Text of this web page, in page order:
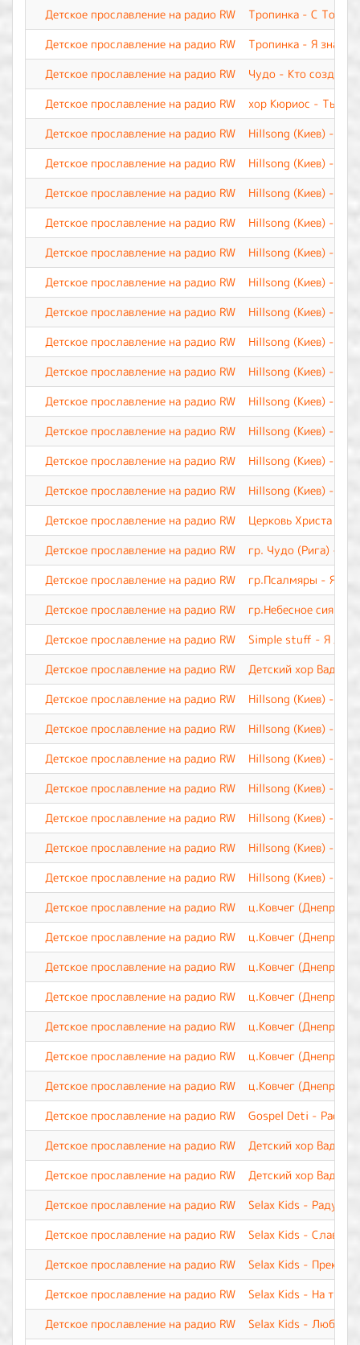
Детское прославление на радио RW
Тропинка - С Тобой
Детское прославление на радио RW
Тропинка - Я знаю
Детское прославление на радио RW
Чудо - Кто создал
Детское прославление на радио RW
хор Кюриос - Ты
Детское прославление на радио RW
Hillsong (Киев) - Я
Детское прославление на радио RW
Hillsong (Киев) - Я
Детское прославление на радио RW
Hillsong (Киев) - Ты
Детское прославление на радио RW
Hillsong (Киев) -
Детское прославление на радио RW
Hillsong (Киев) -
Детское прославление на радио RW
Hillsong (Киев) -
Детское прославление на радио RW
Hillsong (Киев) -
Детское прославление на радио RW
Hillsong (Киев) -
Детское прославление на радио RW
Hillsong (Киев) -
Детское прославление на радио RW
Hillsong (Киев) -
Детское прославление на радио RW
Hillsong (Киев) -
Детское прославление на радио RW
Hillsong (Киев) -
Детское прославление на радио RW
Hillsong (Киев) -
Детское прославление на радио RW
Церковь Христа -
Детское прославление на радио RW
гр. Чудо (Рига) -
Детское прославление на радио RW
гр.Псалмяры - Я
Детское прославление на радио RW
гр.Небесное
Детское прославление на радио RW
Simple stuff - Я
Детское прославление на радио RW
Детский хор Вадима
Детское прославление на радио RW
Hillsong (Киев) - Я
Детское прославление на радио RW
Hillsong (Киев) -
Детское прославление на радио RW
Hillsong (Киев) - Ты
Детское прославление на радио RW
Hillsong (Киев) - О
Детское прославление на радио RW
Hillsong (Киев) -
Детское прославление на радио RW
Hillsong (Киев) -
Детское прославление на радио RW
Hillsong (Киев) -
Детское прославление на радио RW
ц.Ковчег (Днепр) -
Детское прославление на радио RW
ц.Ковчег (Днепр) -
Детское прославление на радио RW
ц.Ковчег (Днепр) -
Детское прославление на радио RW
ц.Ковчег (Днепр) -
Детское прославление на радио RW
ц.Ковчег (Днепр) -
Детское прославление на радио RW
ц.Ковчег (Днепр) -
Детское прославление на радио RW
ц.Ковчег (Днепр) -
Детское прославление на радио RW
Gospel Deti - Расту
Детское прославление на радио RW
Детский хор Вадима
Детское прославление на радио RW
Детский хор Вадима
Детское прославление на радио RW
Selax Kids - Радуюсь
Детское прославление на радио RW
Selax Kids - Славь
Детское прославление на радио RW
Selax Kids -
Детское прославление на радио RW
Selax Kids - На
Детское прославление на радио RW
Selax Kids - Люблю